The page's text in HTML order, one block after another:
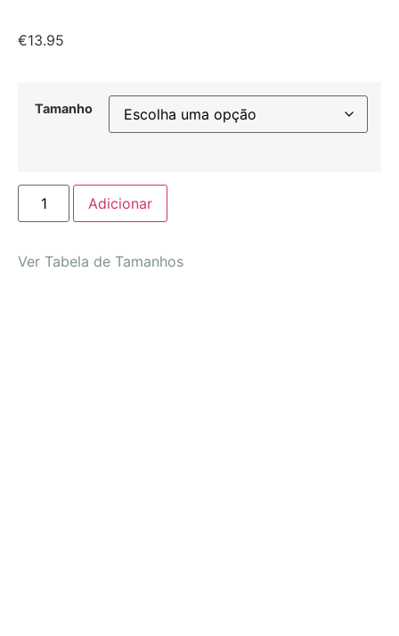
€13.95
Tamanho
Adicionar
Ver Tabela de Tamanhos